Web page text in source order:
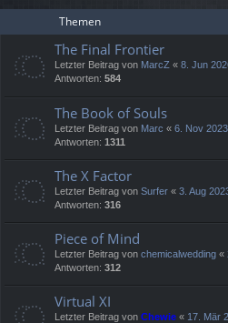
Themen
The Final Frontier
Letzter Beitrag von MarcZ « 8. Jun
Antworten: 584
The Book of Souls
Letzter Beitrag von Marc « 6. Nov
Antworten: 1311
The X Factor
Letzter Beitrag von Surfer « 3. Aug
Antworten: 316
Piece of Mind
Letzter Beitrag von chemicalwedding «
Antworten: 312
Virtual XI
Letzter Beitrag von Chewie « 17. Mär